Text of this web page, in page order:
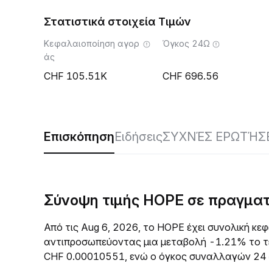
Στατιστικά στοιχεία Τιμών
Κεφαλαιοποίηση αγορ
άς
105.51K
Όγκος 24Ω
696.56
ΕπισκόπησηΕιδήσειςΣΥΧΝΈΣ
Σύνοψη τιμής HOPE σε
Από τις Aug 6, 2026, το HOPE έχει συνολική
αντιπροσωπεύοντας μια μεταβολή -1.21% το
CHF 0.00010551, ενώ ο όγκος συναλλαγών 24